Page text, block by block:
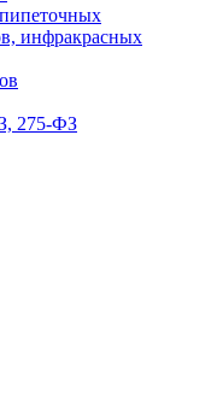
инфракрасных
275-ФЗ